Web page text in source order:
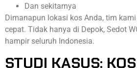
Dan sekitarnya
Dimanapun lokasi kos Anda, tim
cepat. Tidak hanya di Depok, Sedot
hampir seluruh Indonesia.
STUDI KASUS: